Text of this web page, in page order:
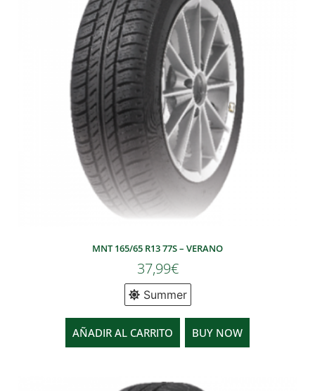
MNT 165/65 R13 77S – VERANO
37,99€
Summer
AÑADIR AL CARRITO BUY NOW